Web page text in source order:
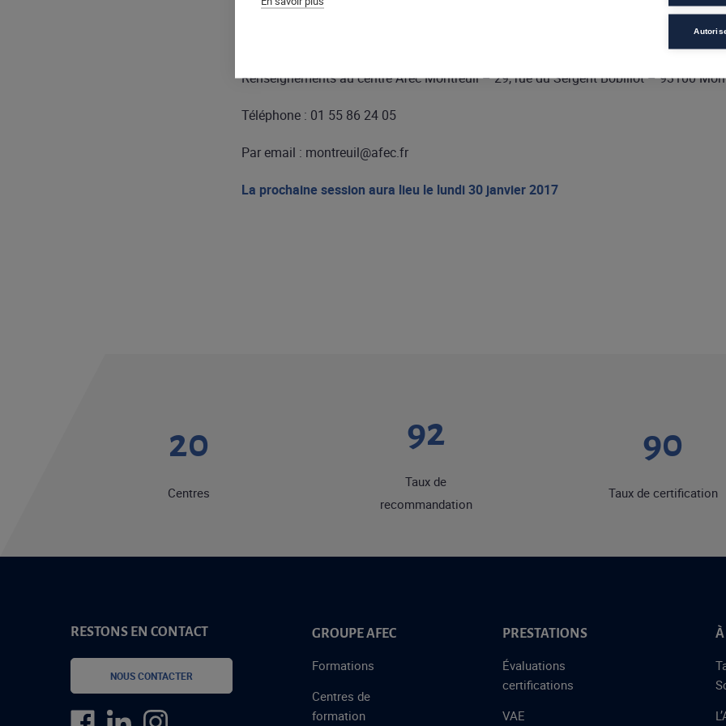
organise
Renseignements au centre Afec Montreuil – 29, rue du Sergent Bobillot – 93100
Téléphone : 01 55 86 24 05
Par email : montreuil@afec.fr
La prochaine session aura lieu le lundi 30 janvier 2017
20
Centres
92
Taux de
recommandation
90
Taux de certification
RESTONS EN CONTACT
NOUS CONTACTER
GROUPE AFEC
Formations
Centres de
formation
PRESTATIONS
Évaluations
certifications
VAE
À